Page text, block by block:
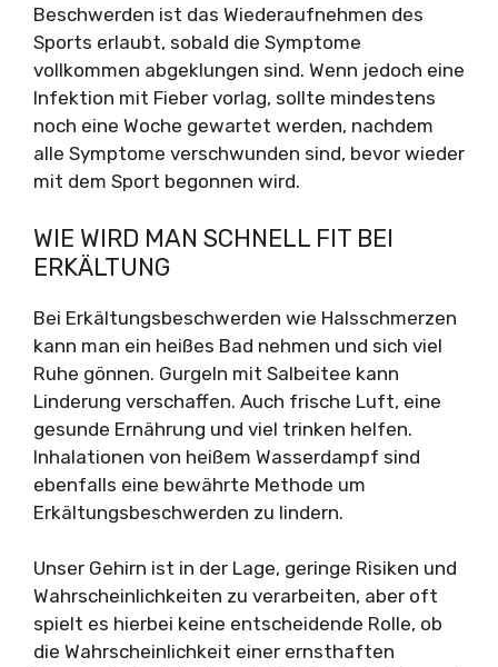
Beschwerden ist das Wiederaufnehmen des
Sports erlaubt, sobald die Symptome
vollkommen abgeklungen sind. Wenn jedoch eine
Infektion mit Fieber vorlag, sollte mindestens
noch eine Woche gewartet werden, nachdem
alle Symptome verschwunden sind, bevor wieder
mit dem Sport begonnen wird.
WIE WIRD MAN SCHNELL FIT BEI
ERKÄLTUNG
Bei Erkältungsbeschwerden wie Halsschmerzen
kann man ein heißes Bad nehmen und sich viel
Ruhe gönnen. Gurgeln mit Salbeitee kann
Linderung verschaffen. Auch frische Luft, eine
gesunde Ernährung und viel trinken helfen.
Inhalationen von heißem Wasserdampf sind
ebenfalls eine bewährte Methode um
Erkältungsbeschwerden zu lindern.
Unser Gehirn ist in der Lage, geringe Risiken und
Wahrscheinlichkeiten zu verarbeiten, aber oft
spielt es hierbei keine entscheidende Rolle, ob
die Wahrscheinlichkeit einer ernsthaften